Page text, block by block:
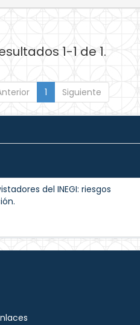
1-1 de 1.
1 Siguiente
del INEGI: riesgos